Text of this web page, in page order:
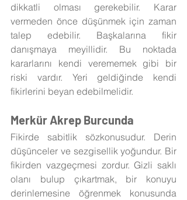
dikkatli olması gerekebilir. Karar
vermeden önce düşünmek için zaman
talep edebilir. Başkalarına fikir
danışmaya meyillidir. Bu noktada
kararlarını kendi verememek gibi bir
riski vardır. Yeri geldiğinde kendi
fikirlerini beyan edebilmelidir.
Merkür Akrep Burcunda
Fikirde sabitlik sözkonusudur. Derin
düşünceler ve sezgisellik yoğundur. Bir
fikirden vazgeçmesi zordur. Gizli saklı
olanı bulup çıkartmak, bir konuyu
derinlemesine öğrenmek konusunda